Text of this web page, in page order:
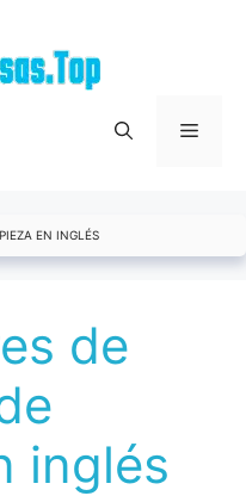
Menú
EN INGLÉS
de
inglés